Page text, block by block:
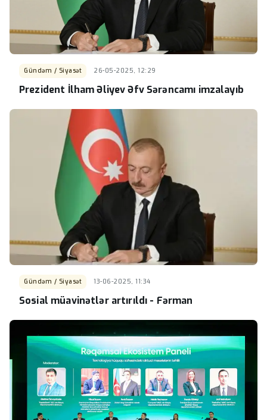
Gündəm / Siyasət 26-05-2025, 12:29
Prezident İlham Əliyev Əfv Sərəncamı imzalayıb
Gündəm / Siyasət 13-06-2025, 11:34
Sosial müavinətlər artırıldı - Fərman